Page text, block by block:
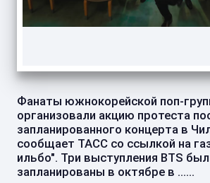
Фанаты южнокорейской поп-
организовали акцию протеста
запланированного концерта в
сообщает ТАСС со ссылкой на
ильбо". Три выступления BTS
запланированы в октябре в ......